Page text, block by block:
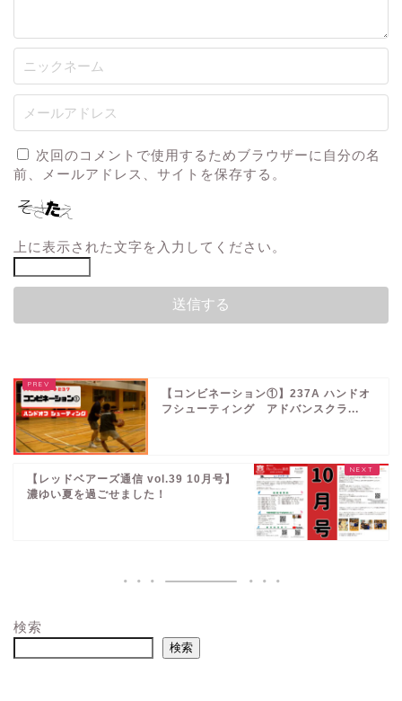
次回のコメントで使用するためブラウザーに自分の名
前、メールアドレス、サイトを保存する。
上に表示された文字を入力してください。
【コンビネーション①】237A ハンドオ
フシューティング アドバンスクラ...
【レッドベアーズ通信 vol.39 10月号】
濃ゆい夏を過ごせました！
検索
検索